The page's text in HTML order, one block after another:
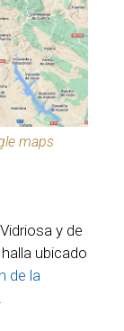
maps
y de
ubicado
de la